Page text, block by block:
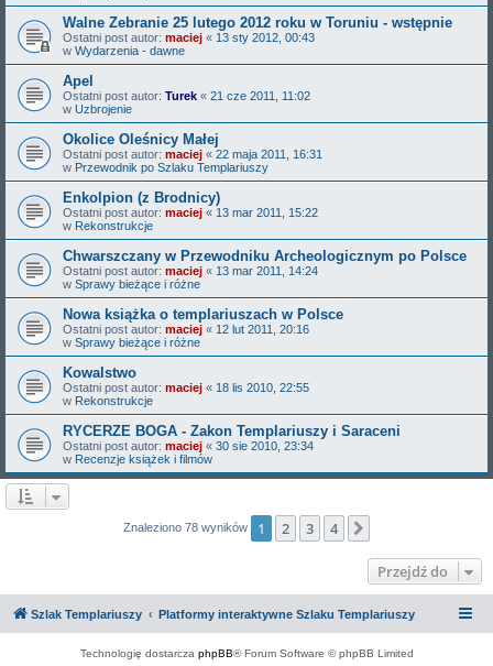
Walne Zebranie 25 lutego 2012 roku w Toruniu - wstępnie
Ostatni post autor: maciej « 13 sty 2012, 00:43
w Wydarzenia - dawne
Apel
Ostatni post autor: Turek « 21 cze 2011, 11:02
w Uzbrojenie
Okolice Oleśnicy Małej
Ostatni post autor: maciej « 22 maja 2011, 16:31
w Przewodnik po Szlaku Templariuszy
Enkolpion (z Brodnicy)
Ostatni post autor: maciej « 13 mar 2011, 15:22
w Rekonstrukcje
Chwarszczany w Przewodniku Archeologicznym po Polsce
Ostatni post autor: maciej « 13 mar 2011, 14:24
w Sprawy bieżące i różne
Nowa książka o templariuszach w Polsce
Ostatni post autor: maciej « 12 lut 2011, 20:16
w Sprawy bieżące i różne
Kowalstwo
Ostatni post autor: maciej « 18 lis 2010, 22:55
w Rekonstrukcje
RYCERZE BOGA - Zakon Templariuszy i Saraceni
Ostatni post autor: maciej « 30 sie 2010, 23:34
w Recenzje książek i filmów
Znaleziono 78 wyników 1 2 3 4
Przejdź do
Szlak Templariuszy Platformy interaktywne Szlaku Templariuszy
Technologię dostarcza phpBB® Forum Software © phpBB Limited